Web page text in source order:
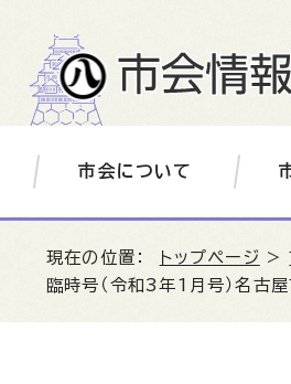
市会について
現在の位置： トップページ >
臨時号（令和3年1月号）名古